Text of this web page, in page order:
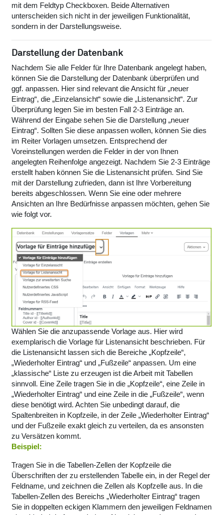
mit dem Feldtyp Checkboxen. Beide Alternativen
unterscheiden sich nicht in der jeweiligen Funktionalität,
sondern in der Darstellungsweise.
Darstellung der Datenbank
Nachdem Sie alle Felder für Ihre Datenbank angelegt haben,
können Sie die Darstellung der Datenbank überprüfen und
ggf. anpassen. Hier sind relevant die Ansicht für „neuer
Eintrag“, die „Einzelansicht“ sowie die „Listenansicht“. Zur
Überprüfung legen Sie im besten Fall 2-3 Einträge an.
Während der Eingabe sehen Sie die Darstellung „neuer
Eintrag“. Sollten Sie diese anpassen wollen, können Sie dies
im Reiter Vorlagen umsetzen. Entsprechend der
Voreinstellungen werden die Felder in der von Ihnen
angelegten Reihenfolge angezeigt. Nachdem Sie 2-3 Einträge
erstellt haben können Sie die Listenansicht prüfen. Sind Sie
mit der Darstellung zufrieden, dann ist Ihre Vorbereitung
bereits abgeschlossen. Wenn Sie eine oder mehrere
Ansichten an Ihre Bedürfnisse anpassen möchten, gehen Sie
wie folgt vor.
Wählen Sie die anzupassende Vorlage aus. Hier wird
exemplarisch die Vorlage für Listenansicht beschrieben. Für
die Listenansicht lassen sich die Bereiche „Kopfzeile“,
„Wiederholter Eintrag“ und „Fußzeile“ anpassen. Um eine
„klassische“ Liste zu erzeugen ist die Arbeit mit Tabellen
sinnvoll. Eine Zeile tragen Sie in die „Kopfzeile“, eine Zeile in
„Wiederholter Eintrag“ und eine Zeile in die „Fußzeile“, wenn
diese benötigt wird. Achten Sie unbedingt darauf, die
Spaltenbreiten in Kopfzeile, in der Zeile „Wiederholter Eintrag“
und der Fußzeile exakt gleich zu verteilen, da es ansonsten
zu Versätzen kommt.
Beispiel:
Tragen Sie in die Tabellen-Zellen der Kopfzeile die
Überschriften der zu erstellenden Tabelle ein, in der Regel der
Feldname, und zeichnen die Zellen als Kopfzelle aus. In die
Tabellen-Zellen des Bereichs „Wiederholter Eintrag“ tragen
Sie in doppelten eckigen Klammern den jeweiligen Feldnamen